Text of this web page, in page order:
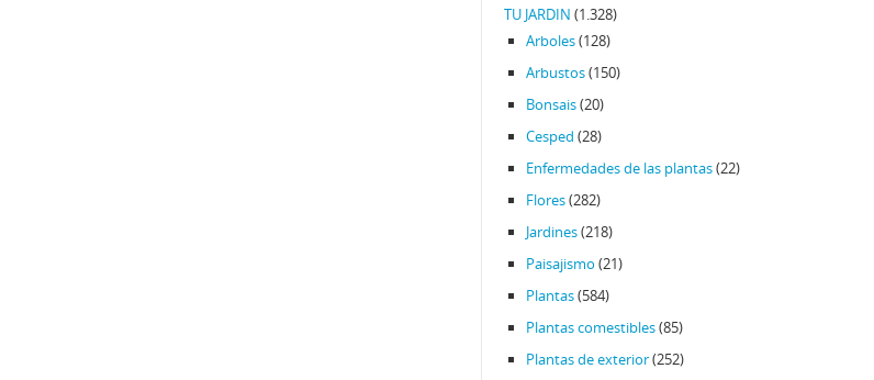
TU JARDIN (1.328)
Arboles(128)
Arbustos(150)
Bonsais(20)
Cesped (28)
Enfermedades de las plantas(22)
Flores(282)
Jardines(218)
Paisajismo (21)
Plantas(584)
Plantas comestibles(85)
Plantas de exterior(252)